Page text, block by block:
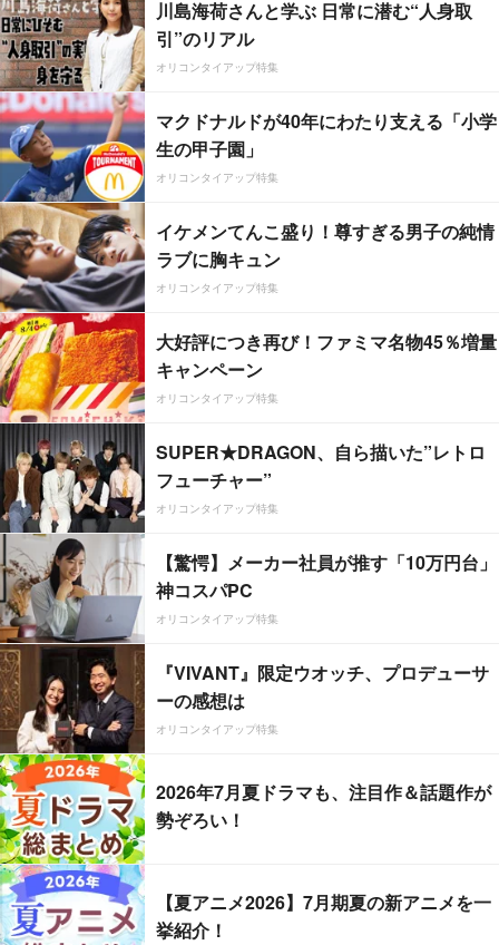
川島海荷さんと学ぶ 日常に潜む“人身取
引”のリアル
オリコンタイアップ特集
マクドナルドが40年にわたり支える「小学
生の甲子園」
オリコンタイアップ特集
イケメンてんこ盛り！尊すぎる男子の純情
ラブに胸キュン
オリコンタイアップ特集
大好評につき再び！ファミマ名物45％増量
キャンペーン
オリコンタイアップ特集
SUPER★DRAGON、自ら描いた”レトロ
フューチャー”
オリコンタイアップ特集
【驚愕】メーカー社員が推す「10万円台」
神コスパPC
オリコンタイアップ特集
『VIVANT』限定ウオッチ、プロデューサ
ーの感想は
オリコンタイアップ特集
2026年7月夏ドラマも、注目作＆話題作が
勢ぞろい！
【夏アニメ2026】7月期夏の新アニメを一
挙紹介！